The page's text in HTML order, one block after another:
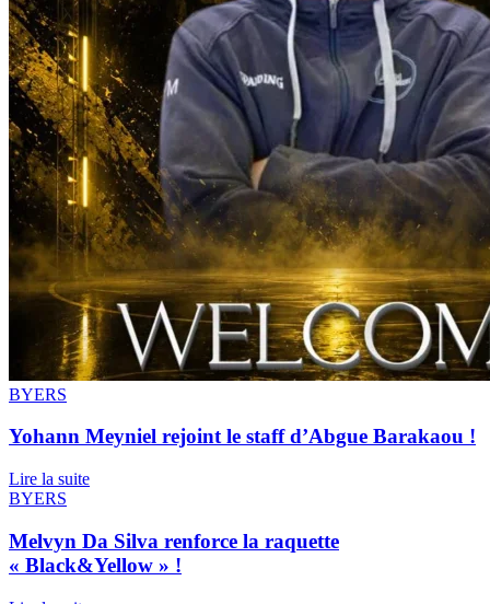
BYERS
Yohann Meyniel rejoint le staff d’Abgue Barakaou !
Lire la suite
BYERS
Melvyn Da Silva renforce la raquette
« Black&Yellow » !